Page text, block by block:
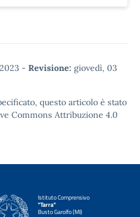
- Revisione: giovedì, 03
questo articolo è stato
Commons Attribuzione 4.0
Istituto Comprensivo
"Tarra"
Busto Garolfo (MI)